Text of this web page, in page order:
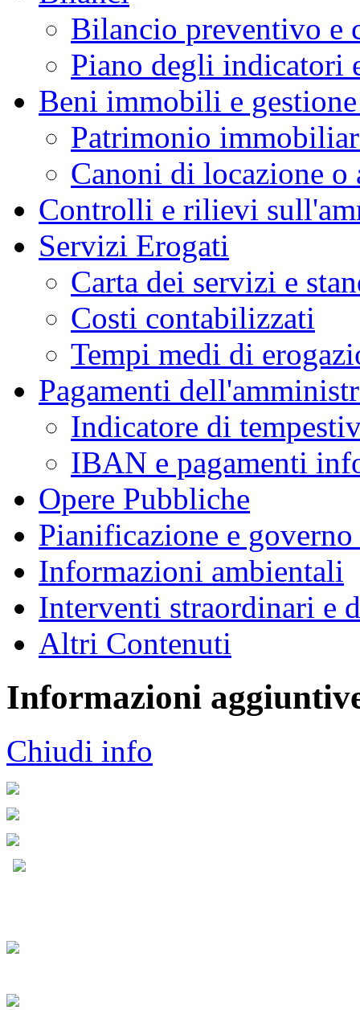
Bilancio preventivo e
Piano degli indicatori
Beni immobili e
Patrimonio
Canoni di locazione
Controlli e rilievi
Servizi Erogati
Carta dei servizi e
Costi contabilizzati
Tempi medi di
Pagamenti
Indicatore di
IBAN e pagamenti
Opere Pubbliche
Pianificazione e
Informazioni ambientali
Interventi straordinari e
Altri Contenuti
Informazioni
Chiudi info